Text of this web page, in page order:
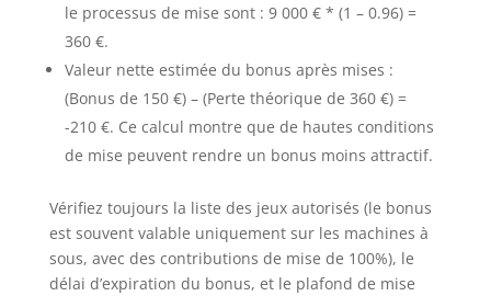
le processus de mise sont : 9 000 € * (1 – 0.96) =
360 €.
Valeur nette estimée du bonus après mises :
(Bonus de 150 €) – (Perte théorique de 360 €) =
-210 €. Ce calcul montre que de hautes conditions
de mise peuvent rendre un bonus moins attractif.
Vérifiez toujours la liste des jeux autorisés (le bonus
est souvent valable uniquement sur les machines à
sous, avec des contributions de mise de 100%), le
délai d’expiration du bonus, et le plafond de mise